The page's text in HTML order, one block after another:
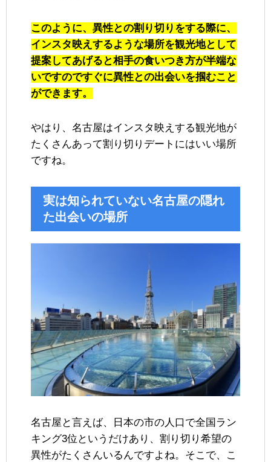
このように、異性との割り切りをする際に、
インスタ映えするような場所を観光地として
提案してあげると相手の食いつき方が半端な
いですのですぐに異性との出会いを掴むこと
ができます。
やはり、名古屋はインスタ映えする観光地が
たくさんあって割り切りデートにはいい場所
ですね。
実は知られていない名古屋の隠れ
た出会いの場所
名古屋と言えば、日本の市の人口で全国ラン
キング3位というだけあり、割り切り希望の
異性がたくさんいるんですよね。そこで、こ